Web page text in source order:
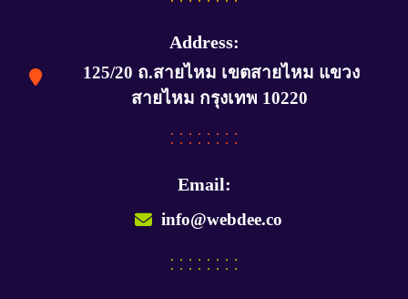
Address:
125/20 ถ.สายไหม เขตสายไหม แขวง
สายไหม กรุงเทพ 10220
Email:
info@webdee.co